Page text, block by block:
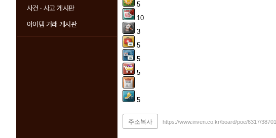
사건 · 사고 게시판
아이템 거래 게시판
5
10
3
5
5
5
5
주소복사 https://www.inven.co.kr/board/poe/6317/38701